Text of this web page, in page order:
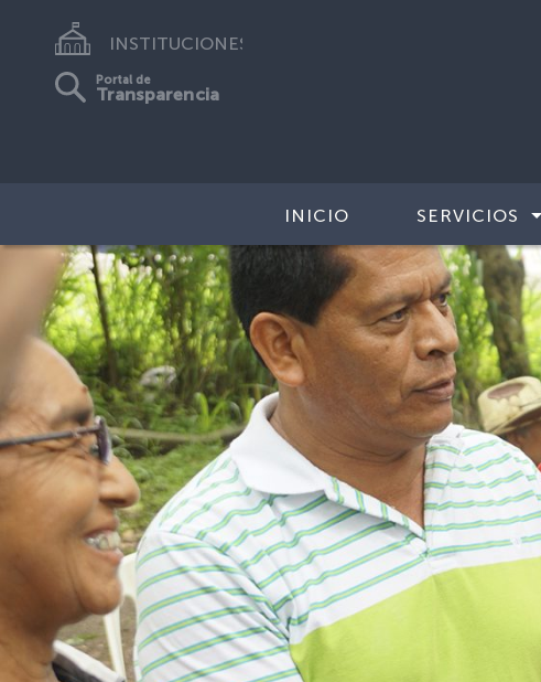
INSTITUCIONES
Portal de
Transparencia
INICIO SERVICIOS